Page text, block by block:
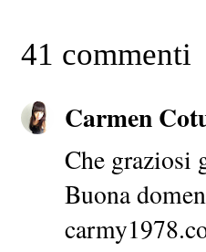
41 commenti
Carmen
Che graziosi
Buona